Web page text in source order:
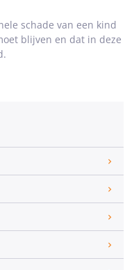
schade van een kind
blijven en dat in deze